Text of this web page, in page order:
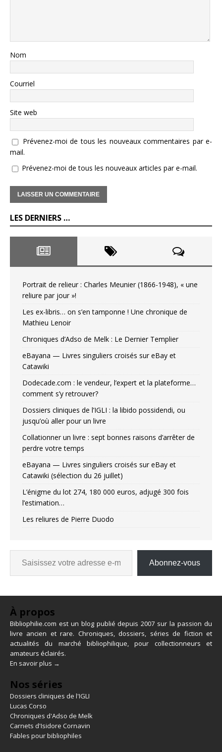
Nom
Courriel
Site web
Prévenez-moi de tous les nouveaux commentaires par e-
mail.
Prévenez-moi de tous les nouveaux articles par e-mail.
LES DERNIERS …
Portrait de relieur : Charles Meunier (1866-1948), « une
reliure par jour »!
Les ex-libris… on s’en tamponne ! Une chronique de
Mathieu Lenoir
Chroniques d’Adso de Melk : Le Dernier Templier
eBayana — Livres singuliers croisés sur eBay et
Catawiki
Dodecade.com : le vendeur, l’expert et la plateforme…
comment s’y retrouver?
Dossiers cliniques de l’IGLI : la libido possidendi, ou
jusqu’où aller pour un livre
Collationner un livre : sept bonnes raisons d’arrêter de
perdre votre temps
eBayana — Livres singuliers croisés sur eBay et
Catawiki (sélection du 26 juillet)
L’énigme du lot 274, 180 000 euros, adjugé 300 fois
l’estimation…
Les reliures de Pierre Duodo
Abonnez-vous
À propos
Bibliophilie.com est un blog publié depuis 2007 sur la passion du
livre ancien et rare. Chroniques, dossiers, séries de fiction et
actualités du marché bibliophilique, pour collectionneurs et
amateurs éclairés.
En savoir plus →
Nos séries
Dossiers cliniques de l'IGLI
Lucas Corso
Chroniques d'Adso de Melk
Carnets d'Isidore Cornavin
Fables pour bibliophiles